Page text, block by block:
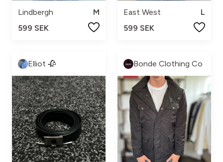
Lindbergh
M
599 SEK
East West
L
599 SEK
Elliot 🥀 Bonde Clothing Co